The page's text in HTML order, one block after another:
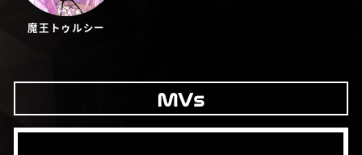
魔王トゥルシー
MVs